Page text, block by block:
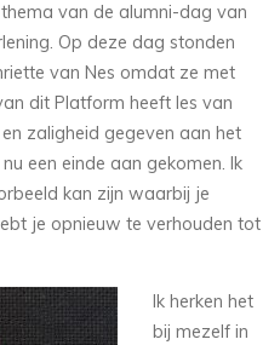
van de alumni-dag van
Op deze dag stonden
van Nes omdat ze met
dit Platform heeft les van
zaligheid gegeven aan het
een einde aan gekomen. Ik
kan zijn waarbij je
je opnieuw te verhouden tot
Ik herken het
bij mezelf in